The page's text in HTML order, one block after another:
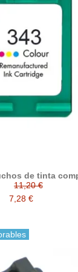
de tinta
11,20 €
7,28 €